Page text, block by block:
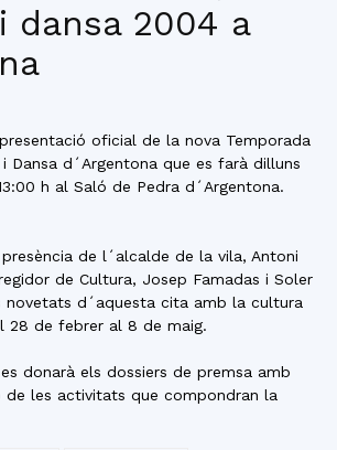
del
Maresme
dansa 2004 a
oficial de la nova Temporada
Dansa d´Argentona que es farà dilluns
h al Saló de Pedra d´Argentona.
de l´alcalde de la vila, Antoni
de Cultura, Josep Famadas i Soler
novetats d´aquesta cita amb la cultura
28 de febrer al 8 de maig.
donarà els dossiers de premsa amb
les activitats que compondran la